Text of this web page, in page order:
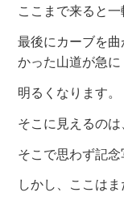
ここまで来ると一
最後にカーブを
かった山道が急に
明るくなります。
そこに見えるのは
そこで思わず記念
しかし、ここは